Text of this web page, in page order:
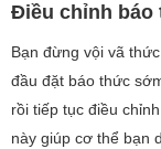
Điều chỉnh báo
Bạn đừng vội vã
đầu đặt báo thức
rồi tiếp tục điều
này giúp cơ thể bạn